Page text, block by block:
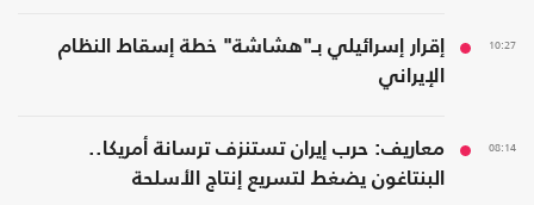
10:27
إقرار إسرائيلي بـ"هشاشة" خطة إسقاط النظام
الإيراني
08:14
معاريف: حرب إيران تستنزف ترسانة أمريكا..
البنتاغون يضغط لتسريع إنتاج الأسلحة